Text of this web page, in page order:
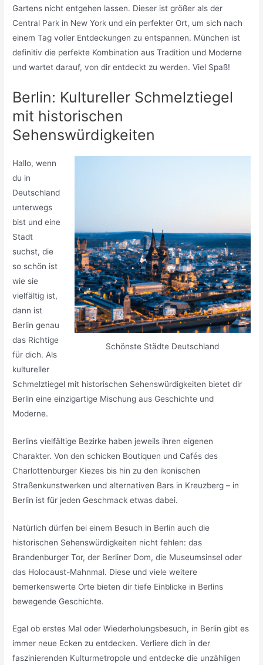
Gartens nicht entgehen lassen. Dieser ist größer als der
Central Park in New York und ein perfekter Ort, um sich nach
einem Tag voller Entdeckungen zu entspannen. München ist
definitiv die perfekte Kombination aus Tradition und Moderne
und wartet darauf, von dir entdeckt zu werden. Viel Spaß!
Berlin: Kultureller Schmelztiegel
mit historischen
Sehenswürdigkeiten
Schönste Städte Deutschland
Hallo, wenn
du in
Deutschland
unterwegs
bist und eine
Stadt
suchst, die
so schön ist
wie sie
vielfältig ist,
dann ist
Berlin genau
das Richtige
für dich. Als
kultureller
Schmelztiegel mit historischen Sehenswürdigkeiten bietet dir
Berlin eine einzigartige Mischung aus Geschichte und
Moderne.
Berlins vielfältige Bezirke haben jeweils ihren eigenen
Charakter. Von den schicken Boutiquen und Cafés des
Charlottenburger Kiezes bis hin zu den ikonischen
Straßenkunstwerken und alternativen Bars in Kreuzberg – in
Berlin ist für jeden Geschmack etwas dabei.
Natürlich dürfen bei einem Besuch in Berlin auch die
historischen Sehenswürdigkeiten nicht fehlen: das
Brandenburger Tor, der Berliner Dom, die Museumsinsel oder
das Holocaust-Mahnmal. Diese und viele weitere
bemerkenswerte Orte bieten dir tiefe Einblicke in Berlins
bewegende Geschichte.
Egal ob erstes Mal oder Wiederholungsbesuch, in Berlin gibt es
immer neue Ecken zu entdecken. Verliere dich in der
faszinierenden Kulturmetropole und entdecke die unzähligen